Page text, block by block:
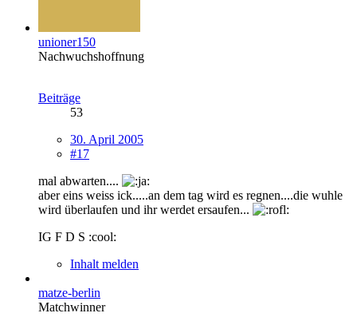
unioner150
Nachwuchshoffnung
Beiträge
53
30. April 2005
#17
mal abwarten....
aber eins weiss ick.....an dem tag wird es regnen....die wuhle
wird überlaufen und ihr werdet ersaufen...
IG F D S :cool:
Inhalt melden
matze-berlin
Matchwinner